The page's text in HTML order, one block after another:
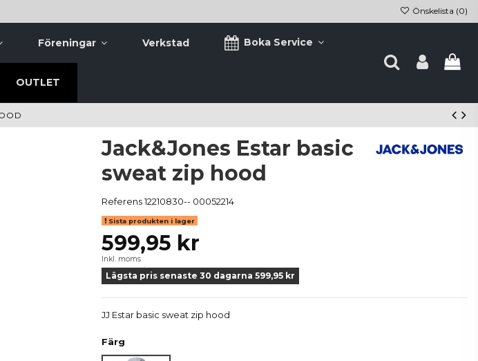
Önskelista (0)
Föreningar Verkstad Boka Service
OUTLET
Jack&Jones Estar basic
sweat zip hood
Referens12210830-- 00052214
Sista produkten i lager
599,95 kr
Inkl. moms
Lägsta pris senaste 30 dagarna 599,95 kr
JJ Estar basic sweat zip hood
Färg